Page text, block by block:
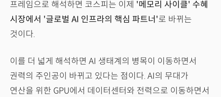
프레임으로 해석하면 코스피는 이제 '메모리 사이클' 수혜
시장에서 '글로벌 AI 인프라의 핵심 파트너'로 바뀌는
것이다.
이를 더 넓게 해석하면 AI 생태계의 병목이 이동하면서
권력의 주인공이 바뀌고 있다는 점이다. AI의 무대가
연산을 위한 GPU에서 데이터센터와 전력으로 이동하면서